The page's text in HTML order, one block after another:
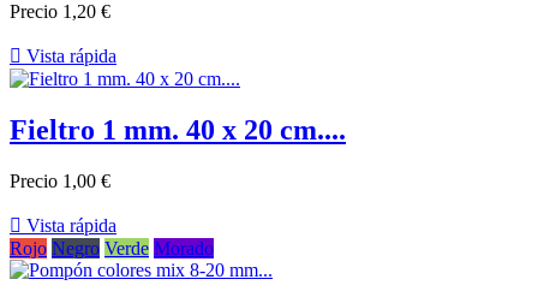
Precio 1,20 €
 Vista rápida
Fieltro 1 mm. 40 x 20 cm....
Precio 1,00 €
 Vista rápida
Rojo Negro Verde Morado